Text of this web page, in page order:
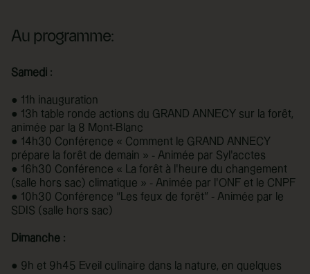
Au programme:
Samedi :
● 11h inauguration
● 13h table ronde actions du GRAND ANNECY sur la forêt,
animée par la 8 Mont-Blanc
● 14h30 Conférence « Comment le GRAND ANNECY
prépare la forêt de demain » - Animée par Syl’acctes
● 16h30 Conférence « La forêt à l’heure du changement
(salle hors sac) climatique » - Animée par l’ONF et le CNPF
● 10h30 Conférence “Les feux de forêt” - Animée par le
SDIS (salle hors sac)
Dimanche :
● 9h et 9h45 Eveil culinaire dans la nature, en quelques